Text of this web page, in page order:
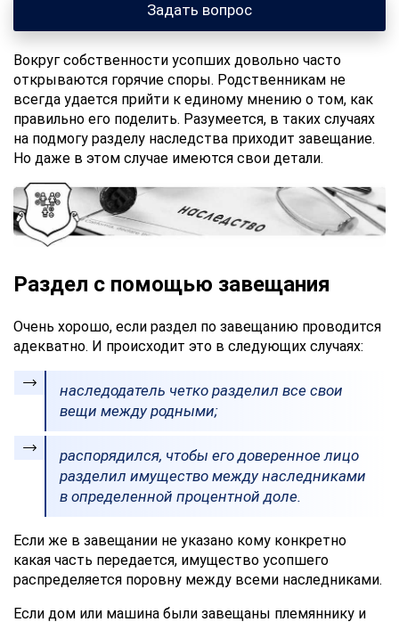
Задать вопрос
Вокруг собственности усопших довольно часто
открываются горячие споры. Родственникам не
всегда удается прийти к единому мнению о том, как
правильно его поделить. Разумеется, в таких случаях
на подмогу разделу наследства приходит завещание.
Но даже в этом случае имеются свои детали.
Раздел с помощью завещания
Очень хорошо, если раздел по завещанию проводится
адекватно. И происходит это в следующих случаях:
наследодатель четко разделил все свои
вещи между родными;
распорядился, чтобы его доверенное лицо
разделил имущество между наследниками
в определенной процентной доле.
Если же в завещании не указано кому конкретно
какая часть передается, имущество усопшего
распределяется поровну между всеми наследниками.
Если дом или машина были завещаны племяннику и